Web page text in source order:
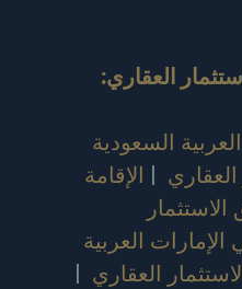
العقاري:
السعودية
| الإقامة
الإمارات العربية
العقاري |